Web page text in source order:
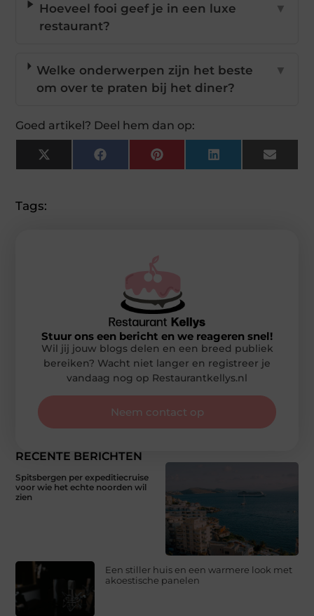
Hoeveel fooi geef je in een luxe
restaurant?
▼
Welke onderwerpen zijn het beste
om over te praten bij het diner?
▼
Goed artikel? Deel hem dan op:
X
(Twitter)
FacebookPinterestLinkedInEmail
Tags:
RECENTE BERICHTEN
Spitsbergen per expeditiecruise
voor wie het echte noorden wil
zien
Een stiller huis en een warmere look met
akoestische panelen
Stuur ons een bericht en we reageren snel!
Wil jij jouw blogs delen en een breed publiek
bereiken? Wacht niet langer en registreer je
vandaag nog op Restaurantkellys.nl
Neem contact op